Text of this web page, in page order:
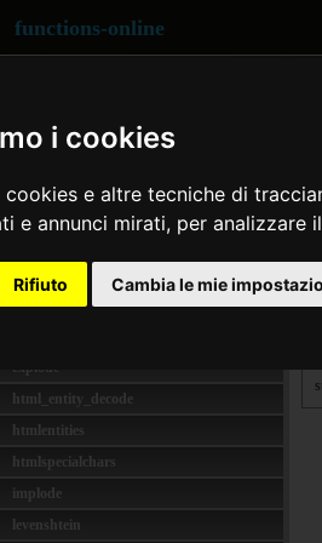
i cookies
cookies e altre tecniche di
e annunci mirati, per
Rifiuto Cambia le mie
functions-online
chunk_split
explode
html_entity_decode
htmlentities
htmlspecialchars
implode
levenshtein